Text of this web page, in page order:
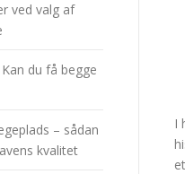
I
ved valg af
du få begge
– sådan
kvalitet